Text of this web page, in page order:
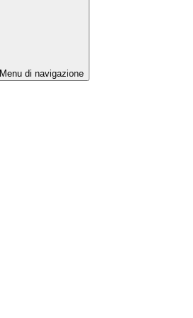
Menu di navigazione